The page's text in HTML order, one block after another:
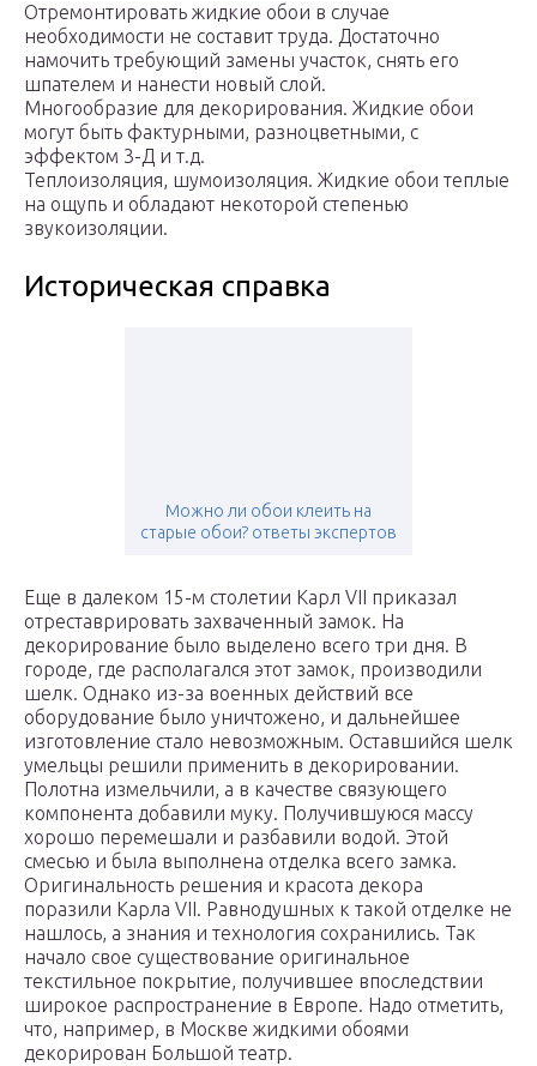
Отремонтировать жидкие обои в случае
необходимости не составит труда. Достаточно
намочить требующий замены участок, снять его
шпателем и нанести новый слой.
Многообразие для декорирования. Жидкие обои
могут быть фактурными, разноцветными, с
эффектом 3-Д и т.д.
Теплоизоляция, шумоизоляция. Жидкие обои теплые
на ощупь и обладают некоторой степенью
звукоизоляции.
Историческая справка
Можно ли обои клеить на
старые обои? ответы экспертов
Еще в далеком 15-м столетии Карл VII приказал
отреставрировать захваченный замок. На
декорирование было выделено всего три дня. В
городе, где располагался этот замок, производили
шелк. Однако из-за военных действий все
оборудование было уничтожено, и дальнейшее
изготовление стало невозможным. Оставшийся шелк
умельцы решили применить в декорировании.
Полотна измельчили, а в качестве связующего
компонента добавили муку. Получившуюся массу
хорошо перемешали и разбавили водой. Этой
смесью и была выполнена отделка всего замка.
Оригинальность решения и красота декора
поразили Карла VII. Равнодушных к такой отделке не
нашлось, а знания и технология сохранились. Так
начало свое существование оригинальное
текстильное покрытие, получившее впоследствии
широкое распространение в Европе. Надо отметить,
что, например, в Москве жидкими обоями
декорирован Большой театр.